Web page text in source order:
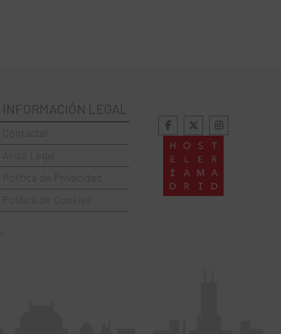
INFORMACIÓN LEGAL
Contactar
Aviso Legal
Política de Privacidad
Política de Cookies